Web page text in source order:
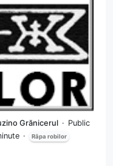
Grănicerul
Public
Râpa robilor